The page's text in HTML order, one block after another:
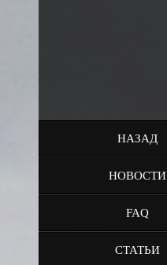
НАЗАД
НОВОСТИ
FAQ
СТАТЬИ